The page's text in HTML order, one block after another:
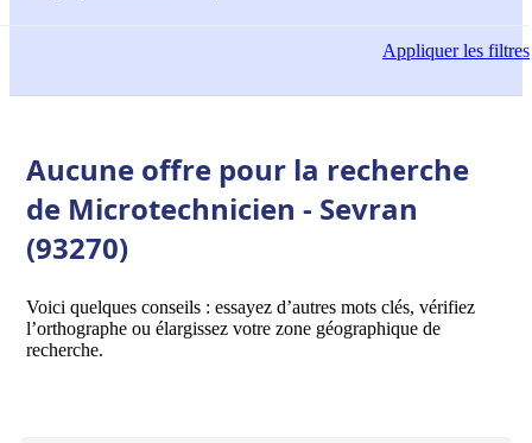
Appliquerles filtres
Aucune offre pour la recherche
de Microtechnicien - Sevran
(93270)
Voici quelques conseils : essayez d’autres mots clés, vérifiez
l’orthographe ou élargissez votre zone géographique de
recherche.